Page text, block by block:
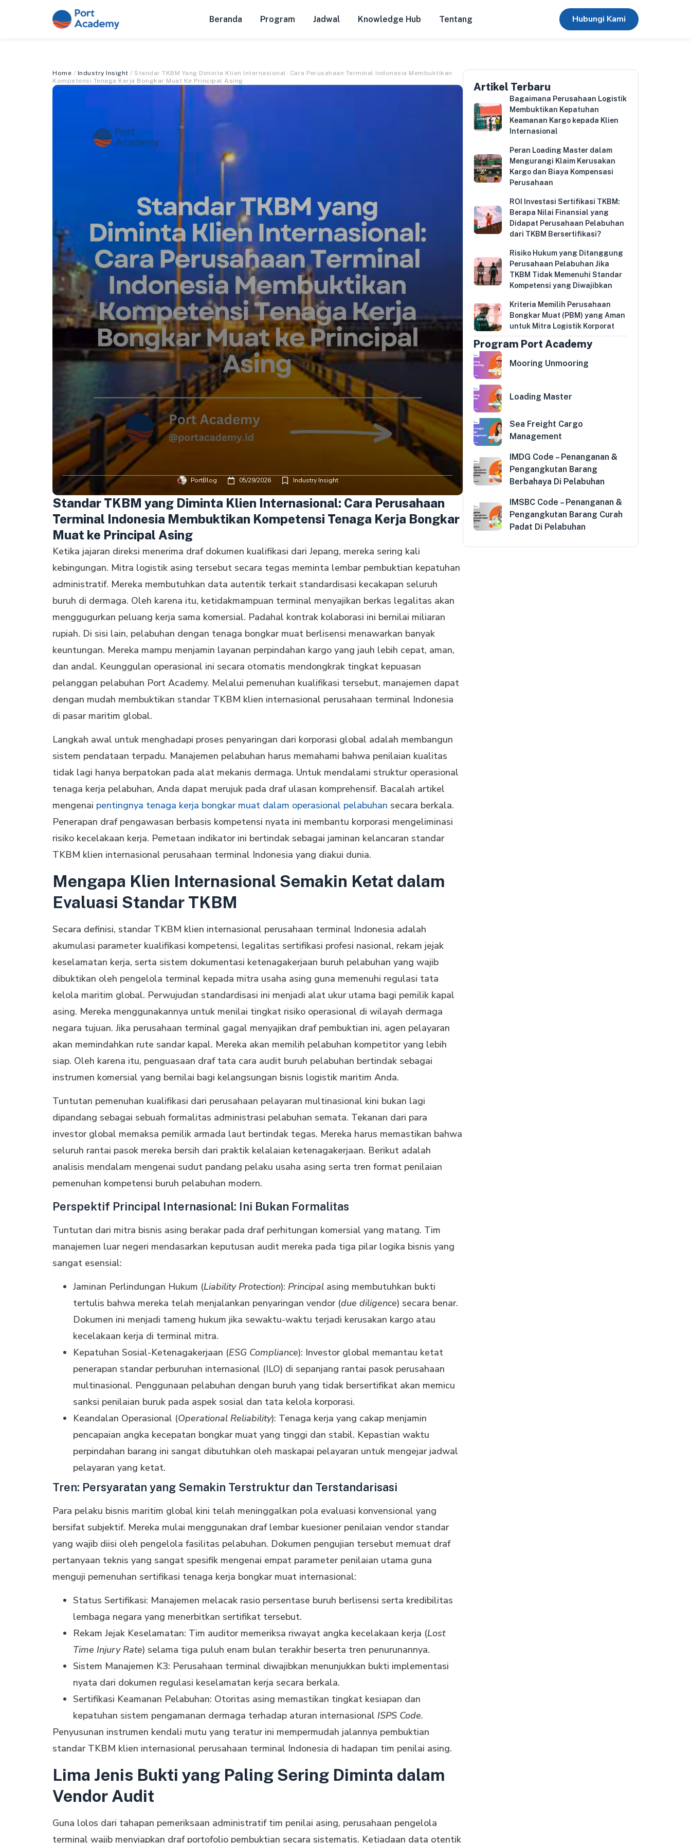
Beranda Program Jadwal Knowledge Hub Tentang Hubungi Kami
Home / Industry Insight / Standar TKBM Yang Diminta Klien Internasional: Cara Perusahaan Terminal Indonesia Membuktikan
Kompetensi Tenaga Kerja Bongkar Muat Ke Principal Asing
PortBlog 05/29/2026 Industry Insight
Standar TKBM yang Diminta Klien Internasional: Cara Perusahaan
Terminal Indonesia Membuktikan Kompetensi Tenaga Kerja Bongkar
Muat ke Principal Asing
Ketika jajaran direksi menerima draf dokumen kualifikasi dari Jepang, mereka sering kali
kebingungan. Mitra logistik asing tersebut secara tegas meminta lembar pembuktian kepatuhan
administratif. Mereka membutuhkan data autentik terkait standardisasi kecakapan seluruh
buruh di dermaga. Oleh karena itu, ketidakmampuan terminal menyajikan berkas legalitas akan
menggugurkan peluang kerja sama komersial. Padahal kontrak kolaborasi ini bernilai miliaran
rupiah. Di sisi lain, pelabuhan dengan tenaga bongkar muat berlisensi menawarkan banyak
keuntungan. Mereka mampu menjamin layanan perpindahan kargo yang jauh lebih cepat, aman,
dan andal. Keunggulan operasional ini secara otomatis mendongkrak tingkat kepuasan
pelanggan pelabuhan Port Academy. Melalui pemenuhan kualifikasi tersebut, manajemen dapat
dengan mudah membuktikan standar TKBM klien internasional perusahaan terminal Indonesia
di pasar maritim global.
Langkah awal untuk menghadapi proses penyaringan dari korporasi global adalah membangun
sistem pendataan terpadu. Manajemen pelabuhan harus memahami bahwa penilaian kualitas
tidak lagi hanya berpatokan pada alat mekanis dermaga. Untuk mendalami struktur operasional
tenaga kerja pelabuhan, Anda dapat merujuk pada draf ulasan komprehensif. Bacalah artikel
mengenai pentingnya tenaga kerja bongkar muat dalam operasional pelabuhan secara berkala.
Penerapan draf pengawasan berbasis kompetensi nyata ini membantu korporasi mengeliminasi
risiko kecelakaan kerja. Pemetaan indikator ini bertindak sebagai jaminan kelancaran standar
TKBM klien internasional perusahaan terminal Indonesia yang diakui dunia.
Mengapa Klien Internasional Semakin Ketat dalam
Evaluasi Standar TKBM
Secara definisi, standar TKBM klien internasional perusahaan terminal Indonesia adalah
akumulasi parameter kualifikasi kompetensi, legalitas sertifikasi profesi nasional, rekam jejak
keselamatan kerja, serta sistem dokumentasi ketenagakerjaan buruh pelabuhan yang wajib
dibuktikan oleh pengelola terminal kepada mitra usaha asing guna memenuhi regulasi tata
kelola maritim global. Perwujudan standardisasi ini menjadi alat ukur utama bagi pemilik kapal
asing. Mereka menggunakannya untuk menilai tingkat risiko operasional di wilayah dermaga
negara tujuan. Jika perusahaan terminal gagal menyajikan draf pembuktian ini, agen pelayaran
akan memindahkan rute sandar kapal. Mereka akan memilih pelabuhan kompetitor yang lebih
siap. Oleh karena itu, penguasaan draf tata cara audit buruh pelabuhan bertindak sebagai
instrumen komersial yang bernilai bagi kelangsungan bisnis logistik maritim Anda.
Tuntutan pemenuhan kualifikasi dari perusahaan pelayaran multinasional kini bukan lagi
dipandang sebagai sebuah formalitas administrasi pelabuhan semata. Tekanan dari para
investor global memaksa pemilik armada laut bertindak tegas. Mereka harus memastikan bahwa
seluruh rantai pasok mereka bersih dari praktik kelalaian ketenagakerjaan. Berikut adalah
analisis mendalam mengenai sudut pandang pelaku usaha asing serta tren format penilaian
pemenuhan kompetensi buruh pelabuhan modern.
Perspektif Principal Internasional: Ini Bukan Formalitas
Tuntutan dari mitra bisnis asing berakar pada draf perhitungan komersial yang matang. Tim
manajemen luar negeri mendasarkan keputusan audit mereka pada tiga pilar logika bisnis yang
sangat esensial:
Jaminan Perlindungan Hukum (Liability Protection): Principal asing membutuhkan bukti
tertulis bahwa mereka telah menjalankan penyaringan vendor (due diligence) secara benar.
Dokumen ini menjadi tameng hukum jika sewaktu-waktu terjadi kerusakan kargo atau
kecelakaan kerja di terminal mitra.
Kepatuhan Sosial-Ketenagakerjaan (ESG Compliance): Investor global memantau ketat
penerapan standar perburuhan internasional (ILO) di sepanjang rantai pasok perusahaan
multinasional. Penggunaan pelabuhan dengan buruh yang tidak bersertifikat akan memicu
sanksi penilaian buruk pada aspek sosial dan tata kelola korporasi.
Keandalan Operasional (Operational Reliability): Tenaga kerja yang cakap menjamin
pencapaian angka kecepatan bongkar muat yang tinggi dan stabil. Kepastian waktu
perpindahan barang ini sangat dibutuhkan oleh maskapai pelayaran untuk mengejar jadwal
pelayaran yang ketat.
Tren: Persyaratan yang Semakin Terstruktur dan Terstandarisasi
Para pelaku bisnis maritim global kini telah meninggalkan pola evaluasi konvensional yang
bersifat subjektif. Mereka mulai menggunakan draf lembar kuesioner penilaian vendor standar
yang wajib diisi oleh pengelola fasilitas pelabuhan. Dokumen pengujian tersebut memuat draf
pertanyaan teknis yang sangat spesifik mengenai empat parameter penilaian utama guna
menguji pemenuhan sertifikasi tenaga kerja bongkar muat internasional:
Status Sertifikasi: Manajemen melacak rasio persentase buruh berlisensi serta kredibilitas
lembaga negara yang menerbitkan sertifikat tersebut.
Rekam Jejak Keselamatan: Tim auditor memeriksa riwayat angka kecelakaan kerja (Lost
Time Injury Rate) selama tiga puluh enam bulan terakhir beserta tren penurunannya.
Sistem Manajemen K3: Perusahaan terminal diwajibkan menunjukkan bukti implementasi
nyata dari dokumen regulasi keselamatan kerja secara berkala.
Sertifikasi Keamanan Pelabuhan: Otoritas asing memastikan tingkat kesiapan dan
kepatuhan sistem pengamanan dermaga terhadap aturan internasional ISPS Code.
Penyusunan instrumen kendali mutu yang teratur ini mempermudah jalannya pembuktian
standar TKBM klien internasional perusahaan terminal Indonesia di hadapan tim penilai asing.
Lima Jenis Bukti yang Paling Sering Diminta dalam
Vendor Audit
Guna lolos dari tahapan pemeriksaan administratif tim penilai asing, perusahaan pengelola
terminal wajib menyiapkan draf portofolio pembuktian secara sistematis. Ketiadaan data otentik
Artikel Terbaru
Bagaimana Perusahaan Logistik
Membuktikan Kepatuhan
Keamanan Kargo kepada Klien
Internasional
Peran Loading Master dalam
Mengurangi Klaim Kerusakan
Kargo dan Biaya Kompensasi
Perusahaan
ROI Investasi Sertifikasi TKBM:
Berapa Nilai Finansial yang
Didapat Perusahaan Pelabuhan
dari TKBM Bersertifikasi?
Risiko Hukum yang Ditanggung
Perusahaan Pelabuhan Jika
TKBM Tidak Memenuhi Standar
Kompetensi yang Diwajibkan
Kriteria Memilih Perusahaan
Bongkar Muat (PBM) yang Aman
untuk Mitra Logistik Korporat
Program Port Academy
Mooring Unmooring
Loading Master
Sea Freight Cargo
Management
IMDG Code – Penanganan &
Pengangkutan Barang
Berbahaya Di Pelabuhan
IMSBC Code – Penanganan &
Pengangkutan Barang Curah
Padat Di Pelabuhan